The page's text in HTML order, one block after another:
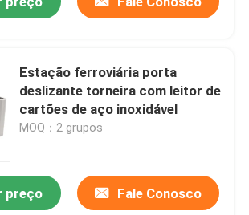
Estação ferroviária porta
deslizante torneira com leitor de
cartões de aço inoxidável
MOQ：2 grupos
preço Fale Conosco